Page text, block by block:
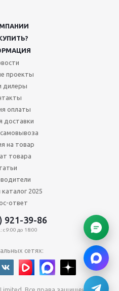
проекты
дилеры
оплаты
доставки
на товар
товара
2025
ответ
921-39-86
с 9:00 до 18:00
сетях:
Все права защищены.